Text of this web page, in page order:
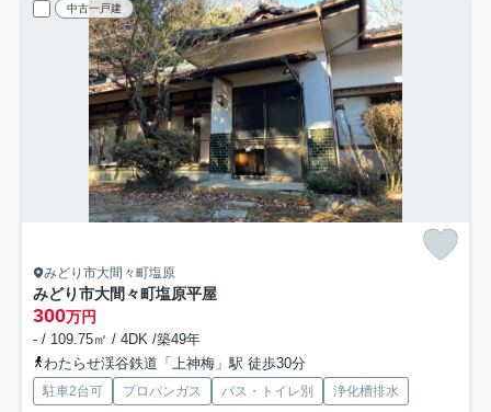
中古一戸建
みどり市大間々町塩原
みどり市大間々町塩原平屋
300万円
- / 109.75㎡ / 4DK /築49年
わたらせ渓谷鉄道「上神梅」駅 徒歩30分
駐車2台可 プロパンガス バス・トイレ別 浄化槽排水